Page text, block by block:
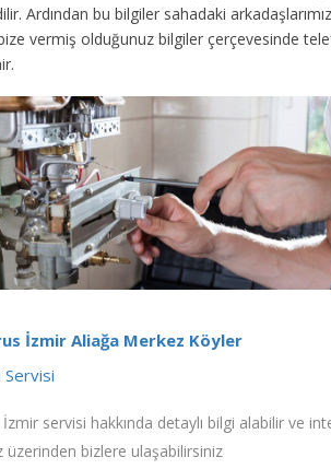
Ardından bu bilgiler sahadaki
vermiş olduğunuz bilgiler çerçevesinde
İzmir Aliağa Merkez Köyler
Servisi
servisi hakkında detaylı bilgi alabilir ve
üzerinden bizlere ulaşabilirsiniz